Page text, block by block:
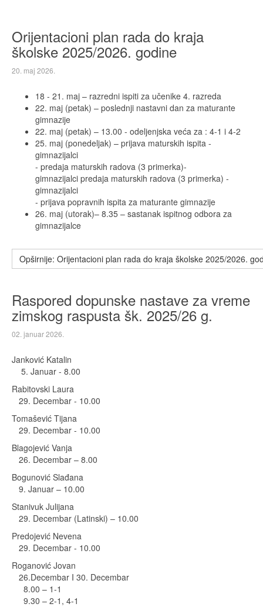
Orijentacioni plan rada do kraja
školske 2025/2026. godine
20. maj 2026.
18 - 21. maj – razredni ispiti za učenike 4. razreda
22. maj (petak) – poslednji nastavni dan za maturante
gimnazije
22. maj (petak) – 13.00 - odeljenjska veća za : 4-1 i 4-2
25. maj (ponedeljak) – prijava maturskih ispita -
gimnazijalci
- predaja maturskih radova (3 primerka)-
gimnazijalci predaja maturskih radova (3 primerka) -
gimnazijalci
- prijava popravnih ispita za maturante gimnazije
26. maj (utorak)– 8.35 – sastanak ispitnog odbora za
gimnazijalce
Opširnije: Orijentacioni plan rada do kraja školske 2025/2026.
Raspored dopunske nastave za vreme
zimskog raspusta šk. 2025/26 g.
02. januar 2026.
Janković Katalin
5. Januar - 8.00
Rabitovski Laura
29. Decembar - 10.00
Tomašević Tijana
29. Decembar - 10.00
Blagojević Vanja
26. Decembar – 8.00
Bogunović Slađana
9. Januar – 10.00
Stanivuk Julijana
29. Decembar (Latinski) – 10.00
Predojević Nevena
29. Decembar - 10.00
Roganović Jovan
26.Decembar I 30. Decembar
8.00 – 1-1
9.30 – 2-1, 4-1